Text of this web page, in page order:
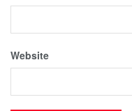
Website